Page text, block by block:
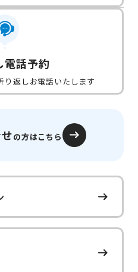
電話予約
り返しお電話いたします
の方はこちら